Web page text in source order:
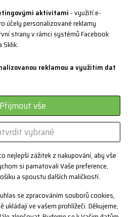
nejlepší zážitek z nakupování, aby vše
si pamatovali Vaše preference,
a spoustu dalších maličkostí.
se zpracováním souborů cookies,
ukládají ve vašem prohlížeči. Děkujeme,
aktivitami- využití e-
účely personalizované reklamy
strany v rámci systémů Facebook
Sklik.
reklamou a využitím dat
vybrané
Přijmout vše
tabulky
oblečení a obuvi
a technologie
3 vrstev
brýle - kategorie
Certifikáty
výroba
Kontakt
774 968 904